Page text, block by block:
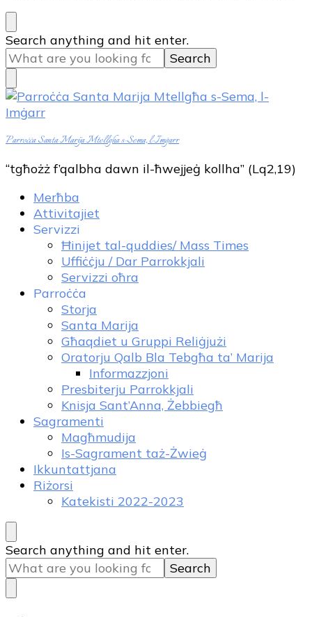
Looking
for
Something?
Search anything and hit enter.
Parroċċa Santa Marija Mtellgħa s-Sema, l-Imġarr
“tgħożż f’qalbha dawn il-ħwejjeġ kollha” (Lq2,19)
Merħba
Attivitajiet
Servizzi
Ħinijet tal-quddies/ Mass Times
Uffiċċju / Dar Parrokkjali
Servizzi oħra
Parroċċa
Storja
Santa Marija
Għaqdiet u Gruppi Reliġjużi
Oratorju Qalb Bla Tebgħa ta’ Marija
Informazzjoni
Presbiterju Parrokkjali
Knisja Sant’Anna, Żebbiegħ
Sagramenti
Magħmudija
Is-Sagrament taż-Żwieġ
Ikkuntattjana
Riżorsi
Katekisti 2022-2023
Looking
for
Something?
Search anything and hit enter.